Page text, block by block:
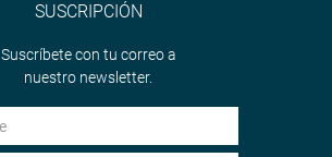
SUSCRIPCIÓN
Suscríbete con tu correo a
nuestro newsletter.